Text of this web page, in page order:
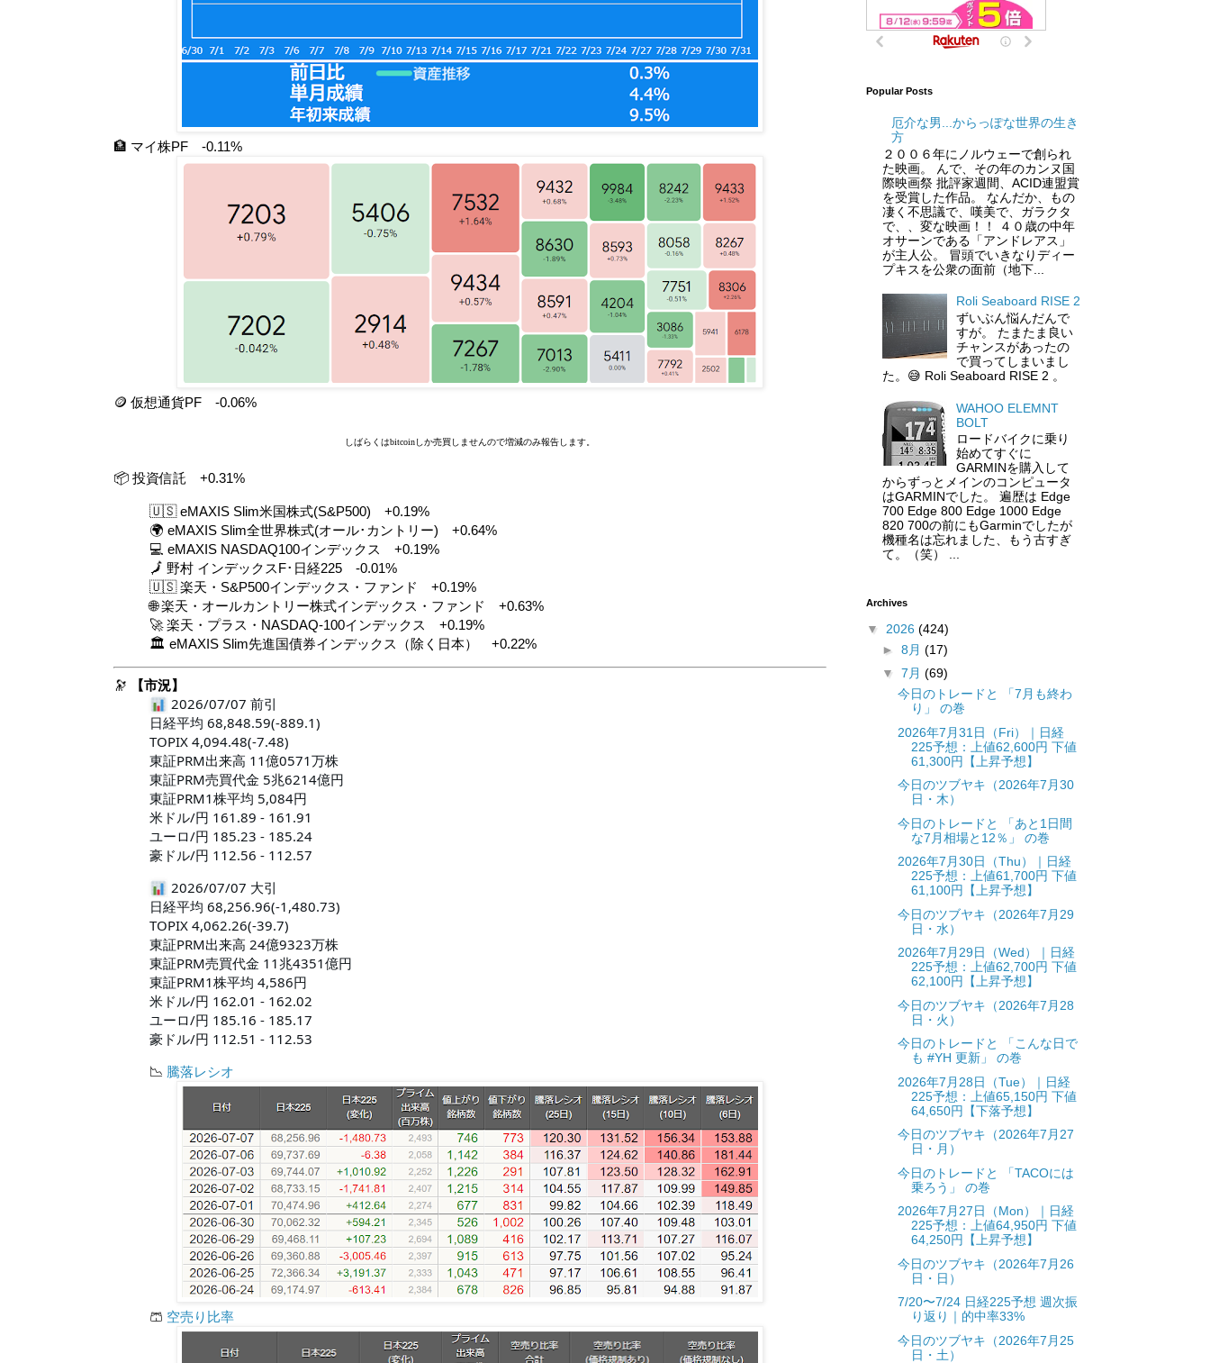
🏦 マイ株PF -0.11%
🪙 仮想通貨PF -0.06%
しばらくはbitcoinしか売買しませんので増減のみ報告します。
📦 投資信託 +0.31%
🇺🇸 eMAXIS Slim米国株式(S&P500) +0.19%
🌍 eMAXIS Slim全世界株式(オール･カントリー) +0.64%
💻 eMAXIS NASDAQ100インデックス +0.19%
🗾 野村 インデックスF･日経225 -0.01%
🇺🇸 楽天・S&P500インデックス・ファンド +0.19%
🌐 楽天・オールカントリー株式インデックス・ファンド +0.63%
🚀 楽天・プラス・NASDAQ-100インデックス +0.19%
🏛️ eMAXIS Slim先進国債券インデックス（除く日本） +0.22%
🔭 【市況】
2026/07/07 前引
日経平均 68,848.59(-889.1)
TOPIX 4,094.48(-7.48)
東証PRM出来高 11億0571万株
東証PRM売買代金 5兆6214億円
東証PRM1株平均 5,084円
米ドル/円 161.89 - 161.91
ユーロ/円 185.23 - 185.24
豪ドル/円 112.56 - 112.57
2026/07/07 大引
日経平均 68,256.96(-1,480.73)
TOPIX 4,062.26(-39.7)
東証PRM出来高 24億9323万株
東証PRM売買代金 11兆4351億円
東証PRM1株平均 4,586円
米ドル/円 162.01 - 162.02
ユーロ/円 185.16 - 185.17
豪ドル/円 112.51 - 112.53
📉 騰落レシオ
🩳 空売り比率
Popular Posts
厄介な男...からっぽな世界の生き
方
２００６年にノルウェーで創られ
た映画。 んで、その年のカンヌ国
際映画祭 批評家週間、ACID連盟賞
を受賞した作品。 なんだか、もの
凄く不思議で、嘆美で、ガラクタ
で、、変な映画！！ ４０歳の中年
オサーンである「アンドレアス」
が主人公。 冒頭でいきなりディー
プキスを公衆の面前（地下...
Roli Seaboard RISE 2
ずいぶん悩んだんで
すが。 たまたま良い
チャンスがあったの
で買ってしまいまし
た。😅 Roli Seaboard RISE 2 。
WAHOO ELEMNT
BOLT
ロードバイクに乗り
始めてすぐに
GARMINを購入して
からずっとメインのコンピュータ
はGARMINでした。 遍歴は Edge
700 Edge 800 Edge 1000 Edge
820 700の前にもGarminでしたが
機種名は忘れました、もう古すぎ
て。（笑） ...
Archives
▼ 2026 (424)
► 8月 (17)
▼ 7月 (69)
今日のトレードと 「7月も終わ
り」 の巻
2026年7月31日（Fri）｜日経
225予想：上値62,600円 下値
61,300円【上昇予想】
今日のツブヤキ（2026年7月30
日・木）
今日のトレードと 「あと1日間
な7月相場と12％」 の巻
2026年7月30日（Thu）｜日経
225予想：上値61,700円 下値
61,100円【上昇予想】
今日のツブヤキ（2026年7月29
日・水）
2026年7月29日（Wed）｜日経
225予想：上値62,700円 下値
62,100円【上昇予想】
今日のツブヤキ（2026年7月28
日・火）
今日のトレードと 「こんな日で
も #YH 更新」 の巻
2026年7月28日（Tue）｜日経
225予想：上値65,150円 下値
64,650円【下落予想】
今日のツブヤキ（2026年7月27
日・月）
今日のトレードと 「TACOには
乗ろう」 の巻
2026年7月27日（Mon）｜日経
225予想：上値64,950円 下値
64,250円【上昇予想】
今日のツブヤキ（2026年7月26
日・日）
7/20〜7/24 日経225予想 週次振
り返り｜的中率33%
今日のツブヤキ（2026年7月25
日・土）